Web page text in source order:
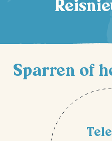
Sparren of